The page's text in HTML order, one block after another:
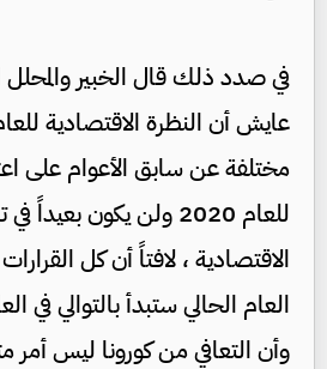
في صدد ذلك قال الخبير
مختلفة عن سابق الأعوام على
للعام 2020 ولن يكون بعيداً
الاقتصادية ، لافتاً أن كل
العام الحالي ستبدأ بالتوالي في
وأن التعافي من كورونا ليس أمر